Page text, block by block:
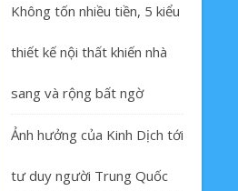
Không tốn nhiều tiền, 5 kiểu
thiết kế nội thất khiến nhà
sang và rộng bất ngờ
Ảnh hưởng của Kinh Dịch tới
tư duy người Trung Quốc